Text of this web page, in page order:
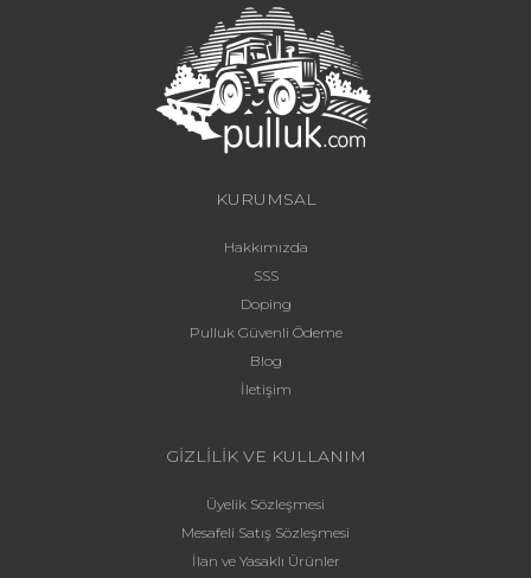
KURUMSAL
Hakkımızda
SSS
Doping
Pulluk Güvenli Ödeme
Blog
İletişim
GİZLİLİK VE KULLANIM
Üyelik Sözleşmesi
Mesafeli Satış Sözleşmesi
İlan ve Yasaklı Ürünler